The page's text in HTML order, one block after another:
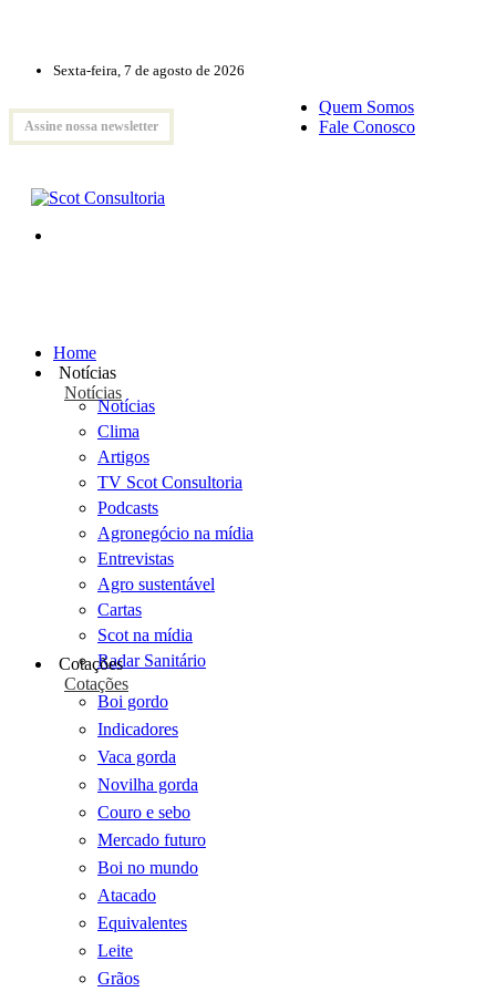
Sexta-feira, 7 de agosto de 2026
Assine nossa newsletter
Quem Somos
Fale Conosco
Home
Notícias
Notícias
Notícias
Clima
Artigos
TV Scot Consultoria
Podcasts
Agronegócio na mídia
Entrevistas
Agro sustentável
Cartas
Scot na mídia
Radar Sanitário
Cotações
Cotações
Boi gordo
Indicadores
Vaca gorda
Novilha gorda
Couro e sebo
Mercado futuro
Boi no mundo
Atacado
Equivalentes
Leite
Grãos